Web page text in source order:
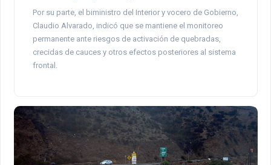
Por su parte, el biministro del Interior y vocero de Gobierno,
Claudio Alvarado, indicó que se mantiene el monitoreo
permanente ante riesgos de activación de quebradas,
crecidas de cauces y otros efectos posteriores al sistema
frontal.